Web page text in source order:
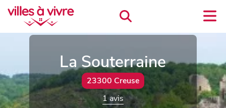
La Souterraine
23300 Creuse
1 avis